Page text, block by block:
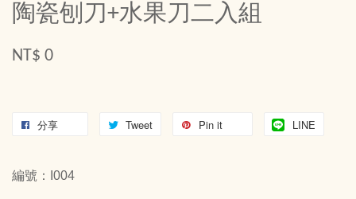
陶瓷刨刀+水果刀二入組
NT$ 0
分享 Tweet Pin it LINE
編號：I004